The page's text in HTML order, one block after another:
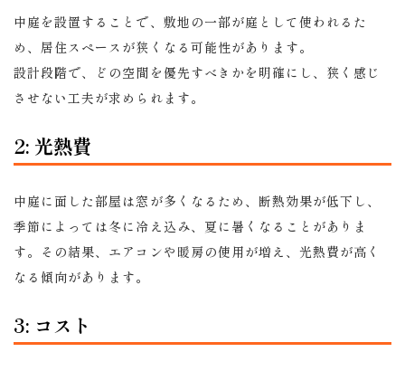
中庭を設置することで、敷地の一部が庭として使われるた
め、居住スペースが狭くなる可能性があります。
設計段階で、どの空間を優先すべきかを明確にし、狭く感じ
させない工夫が求められます。
2: 光熱費
中庭に面した部屋は窓が多くなるため、断熱効果が低下し、
季節によっては冬に冷え込み、夏に暑くなることがありま
す。その結果、エアコンや暖房の使用が増え、光熱費が高く
なる傾向があります。
3: コスト